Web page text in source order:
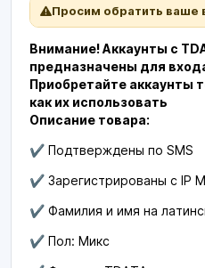
Просим обратить ваше
Внимание! Аккаунты с
предназначены для
Приобретайте аккаунты
как их использовать
Описание товара:
✔️ Подтверждены по SMS
✔️ Зарегистрированы с IP
✔️ Фамилия и имя на
✔️ Пол: Микс